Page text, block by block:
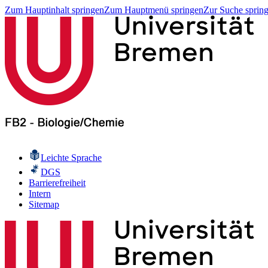
Zum Hauptinhalt springenZum Hauptmenü springenZur Suche
Leichte Sprache
DGS
Barrierefreiheit
Intern
Sitemap